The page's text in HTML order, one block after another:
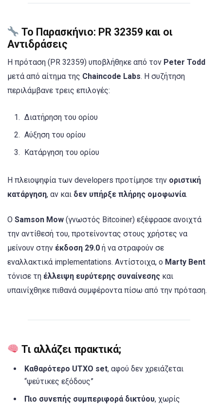
Το Παρασκήνιο: PR 32359 και οι
Αντιδράσεις
Η πρόταση (PR 32359) υποβλήθηκε από τον Peter Todd
μετά από αίτημα της Chaincode Labs. Η συζήτηση
περιλάμβανε τρεις επιλογές:
Διατήρηση του ορίου
Αύξηση του ορίου
Κατάργηση του ορίου
Η πλειοψηφία των developers προτίμησε την οριστική
κατάργηση, αν και δεν υπήρξε πλήρης ομοφωνία.
Ο Samson Mow (γνωστός Bitcoiner) εξέφρασε ανοιχτά
την αντίθεσή του, προτείνοντας στους χρήστες να
μείνουν στην έκδοση 29.0 ή να στραφούν σε
εναλλακτικά implementations. Αντίστοιχα, ο Marty Bent
τόνισε τη έλλειψη ευρύτερης συναίνεσης και
υπαινίχθηκε πιθανά συμφέροντα πίσω από την πρόταση.
Τι αλλάζει πρακτικά;
Καθαρότερο UTXO set, αφού δεν χρειάζεται
“ψεύτικες εξόδους”
Πιο συνεπής συμπεριφορά δικτύου, χωρίς